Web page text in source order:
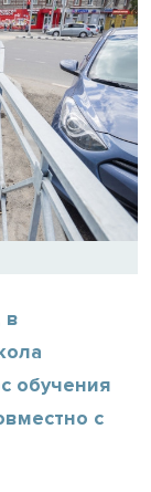
в
обучения
с